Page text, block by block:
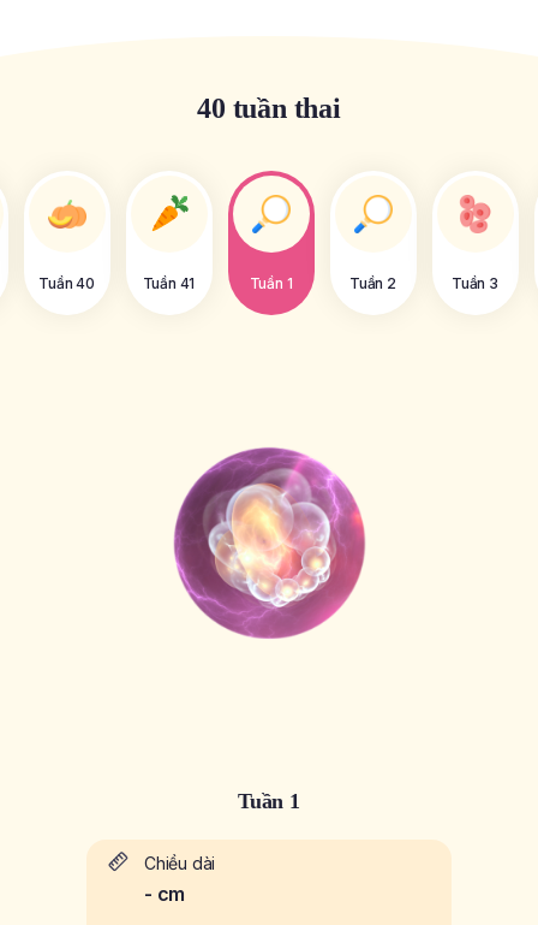
40 tuần thai
Tuần 40 Tuần 41 Tuần 1 Tuần 2 Tuần 3
Tuần 1
Chiều dài
- cm